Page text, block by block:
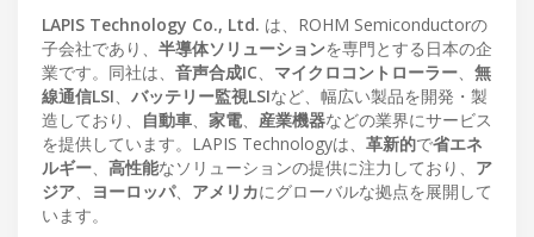
LAPIS Technology Co., Ltd. は、ROHM Semiconductorの
子会社であり、 半導体ソリューションを専門とする日本の企
業です。同社は、 音声合成IC、 マイクロコントローラー、 無
線通信LSI、 バッテリー監視LSIなど、幅広い製品を開発・製
造しており、
自動車、 家電、 産業機器などの業界にサービス
を提供しています。LAPIS Technologyは、 革新的で省エネ
ルギー、 高性能なソリューションの提供に注力しており、 ア
ジア、 ヨーロッパ、 アメリカにグローバルな拠点を展開して
います。